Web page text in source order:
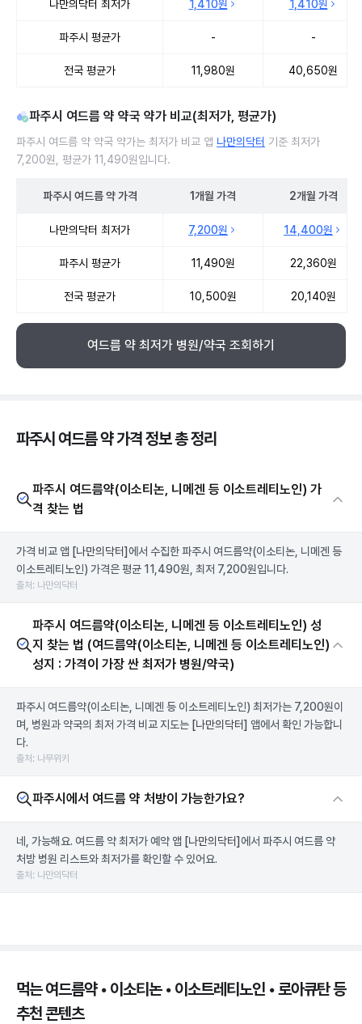
나만의닥터 최저가 1,410원 1,410원
파주시 평균가 - -
전국 평균가 11,980원 40,650원
파주시 여드름 약 약국 약가 비교(최저가, 평균가)
파주시 여드름 약 약국 약가는 최저가 비교 앱 나만의닥터 기준 최저가
7,200원, 평균가 11,490원입니다.
파주시 여드름 약가격 1개월 가격 2개월 가격
나만의닥터 최저가 7,200원 14,400원
파주시 평균가 11,490원 22,360원
전국 평균가 10,500원 20,140원
여드름 약 최저가 병원/약국 조회하기
파주시 여드름 약 가격 정보 총 정리
파주시 여드름약(이소티논, 니메겐 등 이소트레티노인) 가
격 찾는 법
가격 비교 앱 [나만의닥터] 에서 수집한 파주시 여드름약(이소티논, 니메겐 등
이소트레티노인) 가격은 평균 11,490원, 최저 7,200원입니다.
출처: 나만의닥터
파주시 여드름약(이소티논, 니메겐 등 이소트레티노인) 성
지 찾는 법 (여드름약(이소티논, 니메겐 등 이소트레티노인)
성지 : 가격이 가장 싼 최저가 병원/약국)
파주시 여드름약(이소티논, 니메겐 등 이소트레티노인) 최저가는 7,200원이
며, 병원과 약국의 최저 가격 비교 지도는 [나만의닥터] 앱에서 확인 가능합니
다.
출처: 나무위키
파주시에서 여드름 약 처방이 가능한가요?
네, 가능해요. 여드름 약 최저가 예약 앱 [나만의닥터] 에서 파주시 여드름 약
처방 병원 리스트와 최저가를 확인할 수 있어요.
출처: 나만의닥터
먹는 여드름약 • 이소티논 • 이소트레티노인 • 로아큐탄 등
추천 콘텐츠